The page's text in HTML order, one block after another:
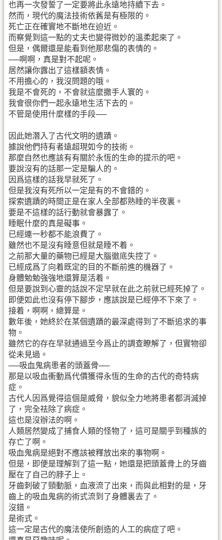
也再一次發誓了一定要將此永遠地持續下去。
然而，現代的魔法技術依舊是有極限的。
死亡正在確實地不斷地在迫近。
而察覺到這一點的丈夫也變得微妙的溫柔起來了。
但是，偶爾還是能看到他那悲傷的表情的。
──啊啊，真是對不起呢。
居然讓你露出了這樣額表情。
不用擔心的，我沒問題的哦。
我是不會死的，不會就這麼撒手人寰的。
我會很你們一起永遠地生活下去的。
不管是使用什麼樣的手段──
因此她潛入了古代文明的遺蹟。
據說他們持有者遠超現如今的技術。
那麼自然也應該有有關於永恆的生命的提示的吧。
要說沒有的話那一定是騙人的。
因爲這樣的話我早就死了。
但是我沒有死所以一定是有的不會錯的。
探索遺蹟的時間正是在家人全部都熟睡的半夜裏。
要是不這樣的話行動就會暴露了。
睡眠什麼的真是礙事。
已經連一秒都不能浪費了。
雖然也不是沒有睡意但就是睡不着。
之前那大量的藥物已經是大腦徹底失控了。
已經成爲了向着既定的目的不斷前進的機器了。
身體勉勉強強地還算是活着。
但是要說到心靈的話說不定早就在此之前就已經死掉了。
即便如此也沒有停下腳步，應該說是已經停不下來了。
接着，啊啊，總算是。
數年後，她終於在某個遺蹟的最深處得到了不斷追求的事
物。
雖然它的存在早就通過至今爲止的調查瞭解了，但實物卻
從未見過。
──吸血鬼病患者的頭蓋骨──
那是以吸血衝動爲代價獲得永恆的生命的古代的奇特病
症。
古代人因爲覺得這個是威脅，貌似全力地將患者都消滅掉
了，完全祛除了病症。
這也是沒辦法的啊。
人類居然變成了捕食人類的怪物了，這可是關乎到種族的
存亡了啊。
吸血鬼病是絕對不應該被釋放出來的事物啊。
但是，即便是理解到了這一點，她還是把頭蓋骨上的牙齒
壓在了自己的脖子上。
牙齒刺破了頸動脈，血液流了出來，而與此相對的是，牙
齒上的吸血鬼病的術式流到了身體裏去了。
沒錯。
是術式。
這一定是古代的魔法使所創造的人工的病症了吧。